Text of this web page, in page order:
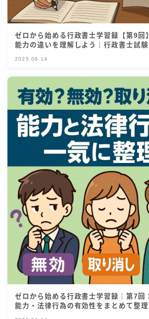
ゼロから始める行政書士学習録【第9回
能力の違いを理解しよう｜行政書士試験
2025.06.14
ゼロから始める行政書士学習録｜第7回
能力・法律行為の有効性をまとめて整理